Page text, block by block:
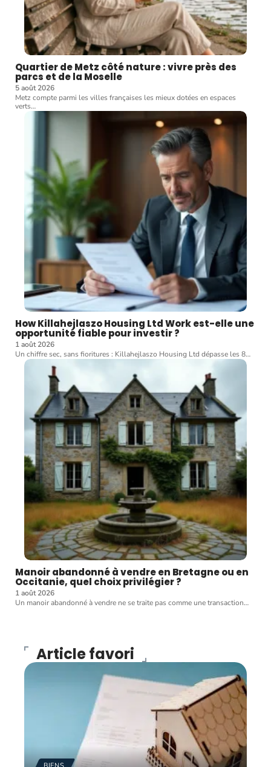
Quartier de Metz côté nature : vivre près des
parcs et de la Moselle
5 août 2026
Metz compte parmi les villes françaises les mieux dotées en espaces
verts…
How Killahejlaszo Housing Ltd Work est-elle une
opportunité fiable pour investir ?
1 août 2026
Un chiffre sec, sans fioritures : Killahejlaszo Housing Ltd dépasse les 8…
Manoir abandonné à vendre en Bretagne ou en
Occitanie, quel choix privilégier ?
1 août 2026
Un manoir abandonné à vendre ne se traite pas comme une transaction…
Article favori